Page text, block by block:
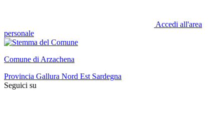
Accedi all'area
personale
Comune di Arzachena
Provincia Gallura Nord Est Sardegna
Seguici su